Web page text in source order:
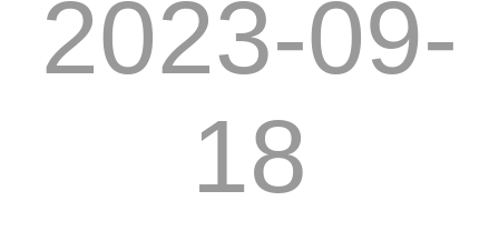
2023-09-
18